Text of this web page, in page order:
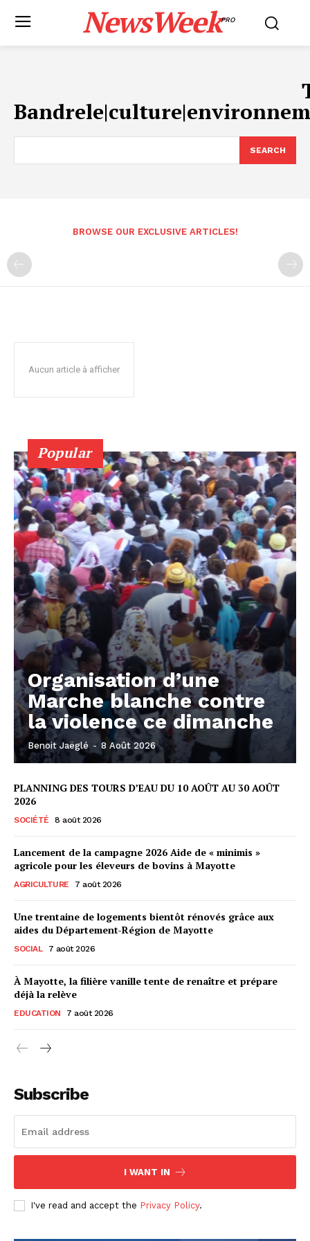
NewsWeekPRO
SEARCH
BROWSE OUR EXCLUSIVE ARTICLES!
Aucun article à afficher
Popular
Organisation d’une
Marche blanche contre
la violence ce dimanche
Benoit Jaëglé - 8 Août 2026
PLANNING DES TOURS D’EAU DU 10 AOÛT AU 30 AOÛT
2026
SOCIÉTÉ 8 août 2026
Lancement de la campagne 2026 Aide de « minimis »
agricole pour les éleveurs de bovins à Mayotte
AGRICULTURE 7 août 2026
Une trentaine de logements bientôt rénovés grâce aux
aides du Département-Région de Mayotte
SOCIAL 7 août 2026
À Mayotte, la filière vanille tente de renaître et prépare
déjà la relève
EDUCATION 7 août 2026
Subscribe
I WANT IN
I've read and accept the Privacy Policy.